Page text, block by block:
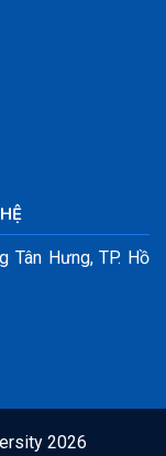
Tân Hưng, TP. Hồ
2026